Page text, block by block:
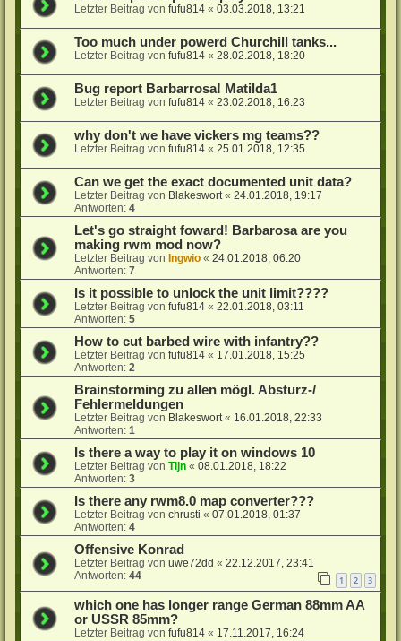
Letzter Beitrag vonfufu814 «03.03.2018, 13:21
Too much under powerd Churchill tanks...
Letzter Beitrag vonfufu814 «28.02.2018, 18:20
Bug report Barbarrosa! Matilda1
Letzter Beitrag vonfufu814 «23.02.2018, 16:23
why don't we have vickers mg teams??
Letzter Beitrag vonfufu814 «25.01.2018, 12:35
Can we get the exact documented unit data?
Letzter Beitrag von Blakeswort«24.01.2018, 19:17
Antworten:4
Let's go straight foward! Barbarosa are you
making rwm mod now?
Letzter Beitrag von Ingwio «24.01.2018, 06:20
Antworten:7
Is it possible to unlock the unit limit????
Letzter Beitrag vonfufu814 «22.01.2018, 03:11
Antworten:5
How to cut barbed wire with infantry??
Letzter Beitrag vonfufu814 « 17.01.2018, 15:25
Antworten:2
Brainstorming zu allen mögl. Absturz-/
Fehlermeldungen
Letzter Beitrag von Blakeswort« 16.01.2018, 22:33
Antworten:1
Is there a way to play it on windows 10
Letzter Beitrag vonTijn «08.01.2018, 18:22
Antworten:3
Is there any rwm8.0 map converter???
Letzter Beitrag vonchrusti «07.01.2018, 01:37
Antworten:4
Offensive Konrad
Letzter Beitrag vonuwe72dd «22.12.2017, 23:41
Antworten:44 1 2 3
which one has longer range German 88mm AA
or USSR 85mm?
Letzter Beitrag vonfufu814 « 17.11.2017, 16:24